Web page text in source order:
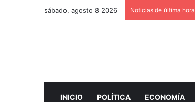
sábado, agosto 8 2026 Noticias de última hora
INICIO POLÍTICA ECONOMÍA